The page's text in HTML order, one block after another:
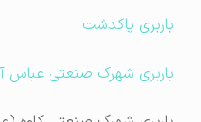
باربری پاکدشت
باربری شهرک صنعتی عباس آباد